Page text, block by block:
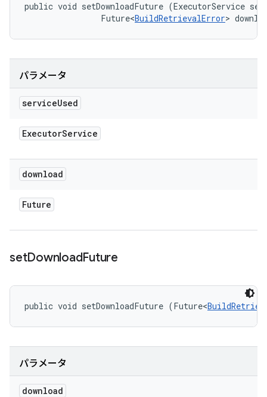
public void setDownloadFuture (ExecutorService
                Future<
BuildRetrievalError>
パラメータ
serviceUsed
ExecutorService
download
Future
setDownloadFuture
public void setDownloadFuture (Future<
パラメータ
download